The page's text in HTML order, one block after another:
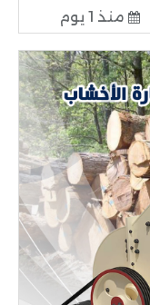
منذ 1 يوم